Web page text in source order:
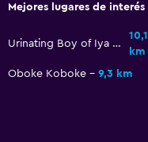
Mejores lugares de interés
Urinating Boy of Iya Ravine
10,1
km
Oboke Koboke 9,3 km